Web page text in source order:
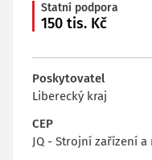
Statní podpora
150 tis. Kč
Poskytovatel
Liberecký kraj
CEP
JQ - Strojní zařízení